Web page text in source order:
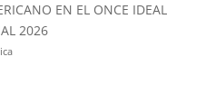
EN EL ONCE IDEAL
2026